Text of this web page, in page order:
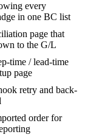
every
in one BC list
page that
to the G/L
time / lead-time
page
retry and back-
order for